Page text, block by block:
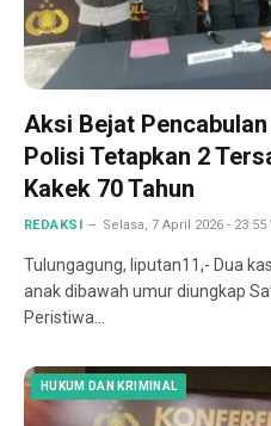
Aksi Bejat
Polisi Tetapkan 2
Kakek 70 Tahun
REDAKSI Selasa, 7 April 2026 - 23:55
Tulungagung, liputan11,- Dua
anak dibawah umur diungkap
Peristiwa…
HUKUM DAN KRIMINAL